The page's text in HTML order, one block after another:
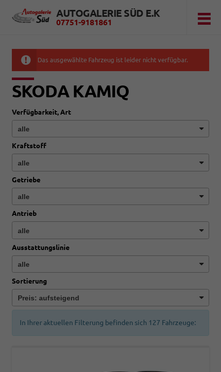
AUTOGALERIE SÜD E.K
07751-9181861
Das ausgewählte Fahrzeug ist leider nicht verfügbar.
SKODA KAMIQ
Verfügbarkeit, Art
Kraftstoff
Getriebe
Antrieb
Ausstattungslinie
Sortierung
In Ihrer aktuellen Filterung befinden sich 127 Fahrzeuge: